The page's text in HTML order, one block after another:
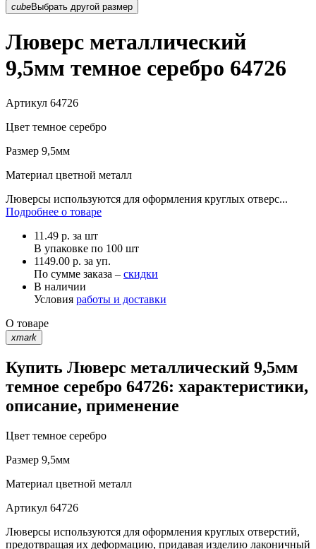
cubeВыбрать другой размер
Люверс металлический
9,5мм темное серебро 64726
Артикул 64726
Цвет темное серебро
Размер 9,5мм
Материал цветной металл
Люверсы используются для оформления круглых отверс...
Подробнее о товаре
11.49 р. за шт
В упаковке по 100 шт
1149.00 р. за уп.
По сумме заказа – скидки
В наличии
Условия работы и доставки
О товаре
xmark
Купить Люверс металлический 9,5мм
темное серебро 64726: характеристики,
описание, применение
Цвет темное серебро
Размер 9,5мм
Материал цветной металл
Артикул 64726
Люверсы используются для оформления круглых отверстий,
предотвращая их деформацию, придавая изделию лаконичный